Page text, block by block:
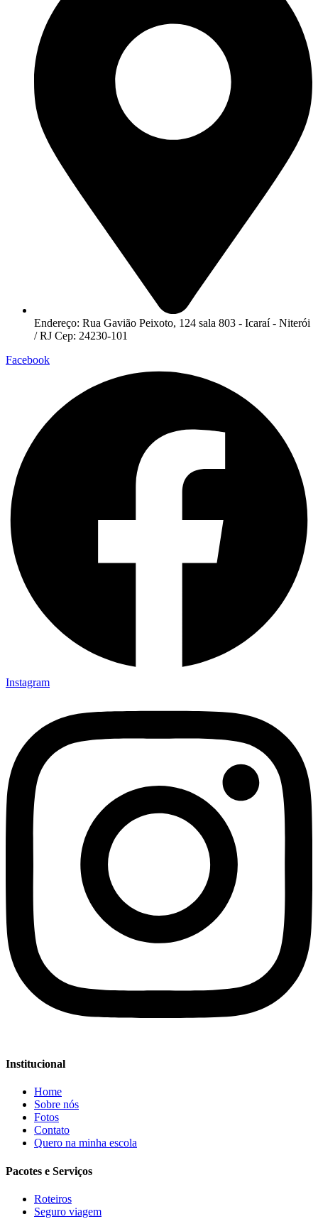
Endereço: Rua Gavião Peixoto, 124 sala 803 - Icaraí - Niterói
/ RJ Cep: 24230-101
Facebook
Instagram
Institucional
Home
Sobre nós
Fotos
Contato
Quero na minha escola
Pacotes e Serviços
Roteiros
Seguro viagem